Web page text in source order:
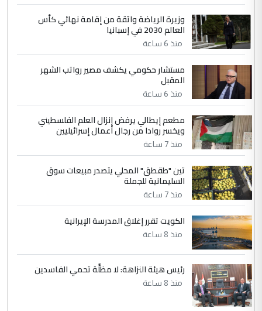
سردار
التعليق : واحد من عصابة علي ماما يسقط
جنسية الرافد الثالث للعراق ومن اصول عريقة
ابا فرات ...
الموضوع :
الجواهري يرد على صدام حسين سل
مضجعيك يابن الزنا (نص كامل)
5 حيدر عاشور
التعليق : تحياتي لك استاذ حامدتركان. كلام
دقيق ومسؤول؛ فالاستثمار الحقيقي للإنسان
وثروات البلد يعتمد على الكفاءة ...
الموضوع :
بين الإهمال واغتصاب الأرض.. بلاد
الرافدين تعاني الجفاف والتصحر!!
وزيرة الرياضة واثقة من إقامة نهائي كأس
العالم 2030 في إسبانيا
منذ 6 ساعة
مستشار حكومي يكشف مصير رواتب الشهر
المقبل
منذ 6 ساعة
مطعم إيطالي يرفض إنزال العلم الفلسطيني
ويخسر روادا من رجال أعمال إسرائيليين
منذ 7 ساعة
تين "طقطق" المحلي يتصدر مبيعات سوق
السليمانية للجملة
منذ 7 ساعة
الكويت تقرر إغلاق المدرسة الإيرانية
منذ 8 ساعة
رئيس هيئة النزاهة: لا مظلَّة تحمي الفاسدين
منذ 8 ساعة